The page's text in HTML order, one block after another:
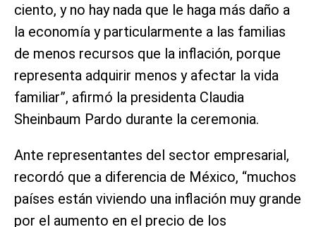
ciento, y no hay nada que le haga más daño a
la economía y particularmente a las familias
de menos recursos que la inflación, porque
representa adquirir menos y afectar la vida
familiar”, afirmó la presidenta Claudia
Sheinbaum Pardo durante la ceremonia.
Ante representantes del sector empresarial,
recordó que a diferencia de México, “muchos
países están viviendo una inflación muy grande
por el aumento en el precio de los